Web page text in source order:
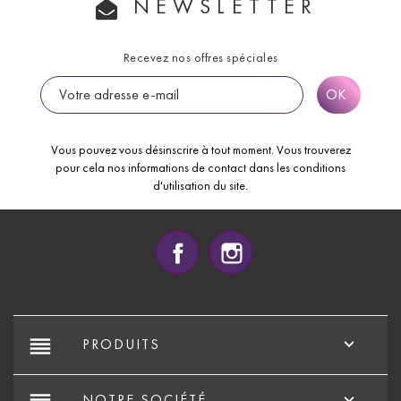
NEWSLETTER
Recevez nos offres spéciales
Vous pouvez vous désinscrire à tout moment. Vous trouverez
pour cela nos informations de contact dans les conditions
d'utilisation du site.
Facebook
reorder PRODUITS 